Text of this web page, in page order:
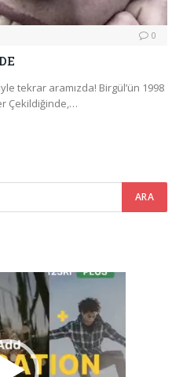
0
tekrar aramızda! Birgül’ün 1998
Çekildiğinde,…